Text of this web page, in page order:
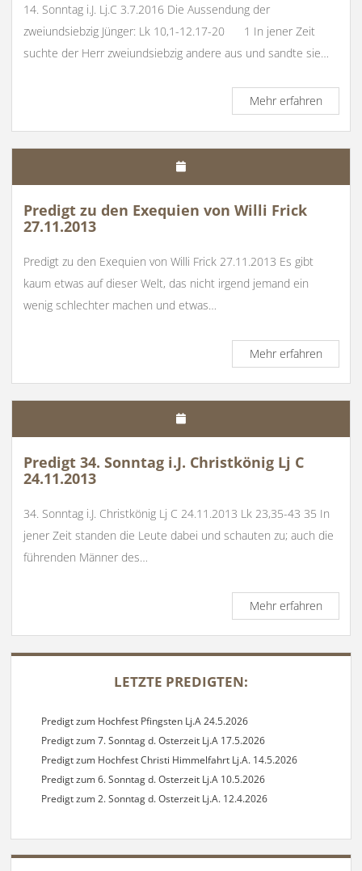
14. Sonntag i.J. Lj.C 3.7.2016 Die Aussendung der
zweiundsiebzig Jünger: Lk 10,1-12.17-20 1 In jener Zeit
suchte der Herr zweiundsiebzig andere aus und sandte sie…
Mehr erfahrenPredigt
zum
14.
Sonntag
Predigt zu den Exequien von Willi Frick
27.11.2013
Predigt zu den Exequien von Willi Frick 27.11.2013 Es gibt
kaum etwas auf dieser Welt, das nicht irgend jemand ein
wenig schlechter machen und etwas…
Mehr erfahrenPredigt
zu
den
Predigt 34. Sonntag i.J. Christkönig Lj C
24.11.2013
34. Sonntag i.J. Christkönig Lj C 24.11.2013 Lk 23,35-43 35 In
jener Zeit standen die Leute dabei und schauten zu; auch die
führenden Männer des…
Mehr erfahrenPredigt
34.
Sonntag
i.J.
SIDEBAR
LETZTE PREDIGTEN:
Predigt zum Hochfest Pfingsten Lj.A 24.5.2026
Predigt zum 7. Sonntag d. Osterzeit Lj.A 17.5.2026
Predigt zum Hochfest Christi Himmelfahrt Lj.A. 14.5.2026
Predigt zum 6. Sonntag d. Osterzeit Lj.A 10.5.2026
Predigt zum 2. Sonntag d. Osterzeit Lj.A. 12.4.2026